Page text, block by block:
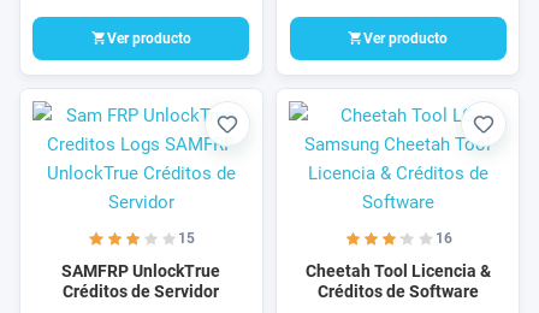
Unlock o Liberación de RED, IMEI,
etc.
Ver producto Ver producto
Favorito
15
SAMFRP UnlockTrue
Créditos de Servidor
16
Cheetah Tool Licencia &
Créditos de Software